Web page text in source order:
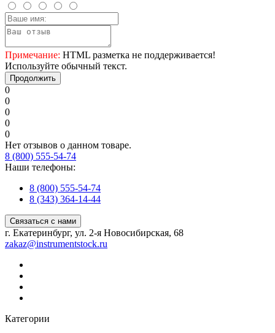
Примечание: HTML разметка не поддерживается!
Используйте обычный текст.
Продолжить
0
0
0
0
0
Нет отзывов о данном товаре.
8 (800) 555-54-74
Наши телефоны:
8 (800) 555-54-74
8 (343) 364-14-44
Связаться с нами
г. Екатеринбург, ул. 2-я Новосибирская, 68
zakaz@instrumentstock.ru
Категории